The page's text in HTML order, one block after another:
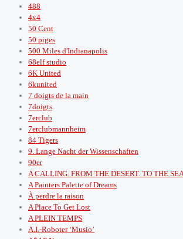
488
4x4
50 Cent
50 piges
500 Miles d'Indianapolis
68elf studio
6K United
6kunited
7 doigts de la main
7doigts
7erclub
7erclubmannheim
84 Tigers
9. Lange Nacht der Wissenschaften
90er
A CALLING. FROM THE DESERT. TO THE
A Painters Palette of Dreams
À perdre la raison
A Place To Get Lost
A PLEIN TEMPS
A.I.-Roboter ‘Musio’